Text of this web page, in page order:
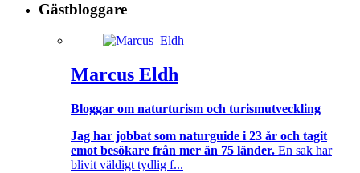
Gästbloggare
Marcus Eldh
Bloggar om naturturism och turismutveckling
Jag har jobbat som naturguide i 23 år och tagit
emot besökare från mer än 75 länder. En sak har
blivit väldigt tydlig f...